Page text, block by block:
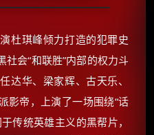
杜琪峰倾力打造的犯罪史
会“和联胜”内部的权力斗
达华、梁家辉、古天乐、
影帝，上演了一场围绕“话
传统英雄主义的黑帮片，